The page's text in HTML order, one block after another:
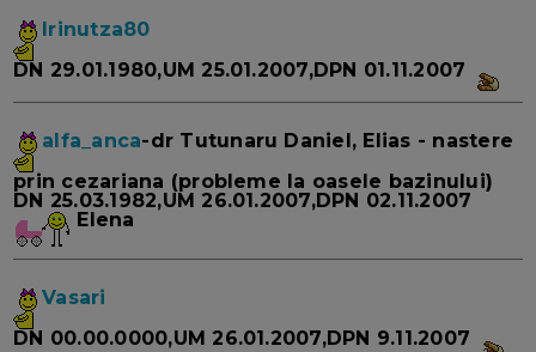
Irinutza80
DN 29.01.1980,UM 25.01.2007,DPN 01.11.2007
alfa_anca-dr Tutunaru Daniel, Elias - nastere
prin cezariana (probleme la oasele bazinului)
DN 25.03.1982,UM 26.01.2007,DPN 02.11.2007
Elena
Vasari
DN 00.00.0000,UM 26.01.2007,DPN 9.11.2007